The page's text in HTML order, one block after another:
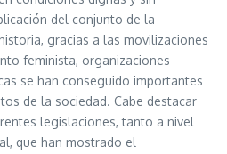
del conjunto de la
gracias a las movilizaciones
feminista, organizaciones
se han conseguido importantes
de la sociedad. Cabe destacar
legislaciones, tanto a nivel
que han mostrado el